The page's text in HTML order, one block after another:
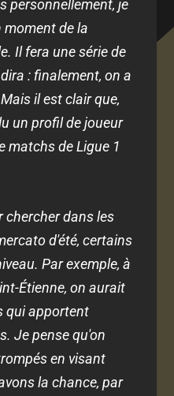
personnellement, je
de la
Il fera une série de
: finalement, on a
il est clair que,
un profil de joueur
matchs de Ligue 1
chercher dans les
d'été, certains
Par exemple, à
Étienne, on aurait
qui apportent
Je pense qu'on
en visant
la chance, par